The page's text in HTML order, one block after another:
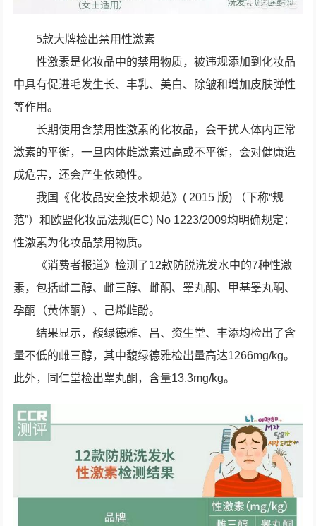
5款大牌检出禁用性激素
性激素是化妆品中的禁用物质，被违规添加到化妆品
中具有促进毛发生长、丰乳、美白、除皱和增加皮肤弹性
等作用。
长期使用含禁用性激素的化妆品，会干扰人体内正常
激素的平衡，一旦内体雌激素过高或不平衡，会对健康造
成危害，还会产生依赖性。
我国《化妆品安全技术规范》( 2015 版) （下称“规
范”）和欧盟化妆品法规(EC) No 1223/2009均明确规定：
性激素为化妆品禁用物质。
《消费者报道》检测了12款防脱洗发水中的7种性激
素，包括雌二醇、雌三醇、雌酮、睾丸酮、甲基睾丸酮、
孕酮（黄体酮）、己烯雌酚。
结果显示，馥绿德雅、吕、资生堂、丰添均检出了含
量不低的雌三醇，其中馥绿德雅检出量高达1266mg/kg。
此外，同仁堂检出睾丸酮，含量13.3mg/kg。